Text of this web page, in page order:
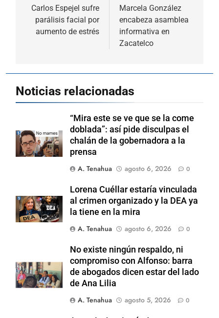
de
entradas
Carlos Espejel sufre
parálisis facial por
aumento de estrés
Marcela González
encabeza asamblea
informativa en
Zacatelco
Noticias relacionadas
“Mira este se ve que se la come
doblada”: así pide disculpas el
chalán de la gobernadora a la
prensa
A. Tenahua
agosto 6, 2026 0
Lorena Cuéllar estaría vinculada
al crimen organizado y la DEA ya
la tiene en la mira
A. Tenahua
agosto 6, 2026 0
No existe ningún respaldo, ni
compromiso con Alfonso: barra
de abogados dicen estar del lado
de Ana Lilia
A. Tenahua
agosto 5, 2026 0